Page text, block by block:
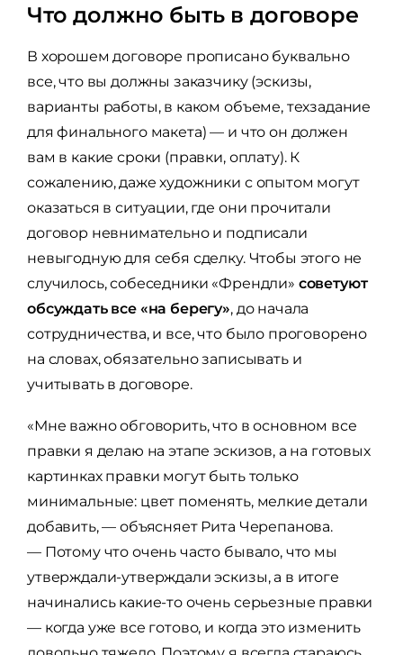
Что должно быть в договоре
В хорошем договоре прописано буквально
все, что вы должны заказчику (эскизы,
варианты работы, в каком объеме, техзадание
для финального макета) — и что он должен
вам в какие сроки (правки, оплату). К
сожалению, даже художники с опытом могут
оказаться в ситуации, где они прочитали
договор невнимательно и подписали
невыгодную для себя сделку. Чтобы этого не
случилось, собеседники «Френдли» советуют
обсуждать все «на берегу», до начала
сотрудничества, и все, что было проговорено
на словах, обязательно записывать и
учитывать в договоре.
«Мне важно обговорить, что в основном все
правки я делаю на этапе эскизов, а на готовых
картинках правки могут быть только
минимальные: цвет поменять, мелкие детали
добавить, — объясняет Рита Черепанова.
— Потому что очень часто бывало, что мы
утверждали-утверждали эскизы, а в итоге
начинались какие-то очень серьезные правки
— когда уже все готово, и когда это изменить